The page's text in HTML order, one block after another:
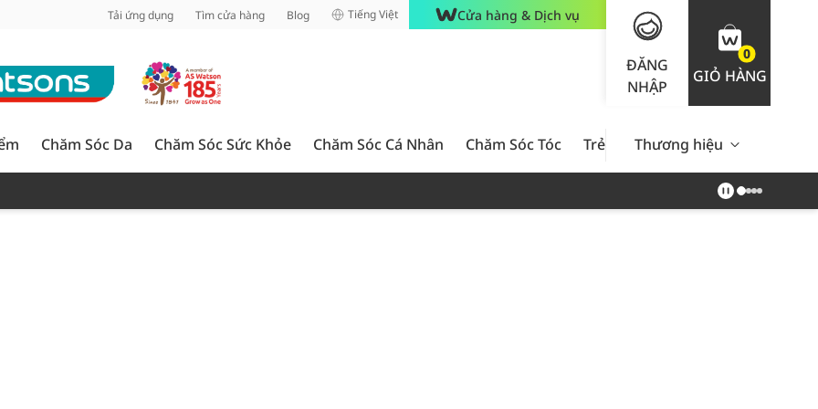
Tải ứng dụng Tìm cửa hàng Blog Tiếng Việt Cửa hàng & Dịch vụ
ĐĂNG
NHẬP
0
GIỎ HÀNG
Chăm Sóc Da Chăm Sóc Sức Khỏe Chăm Sóc Cá Nhân Chăm Sóc Tóc Trẻ Em Nam Giới Chăm Sóc
Thương hiệu